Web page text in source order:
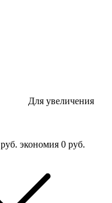
Для увеличения
руб. экономия 0 руб.